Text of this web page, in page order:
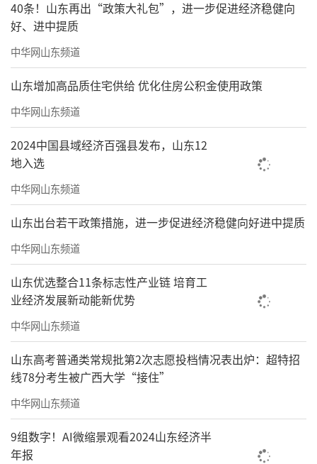
40条！山东再出“政策大礼包”，进一步促进经济稳健向
好、进中提质
中华网山东频道
山东增加高品质住宅供给 优化住房公积金使用政策
中华网山东频道
2024中国县域经济百强县发布，山东12
地入选
中华网山东频道
山东出台若干政策措施，进一步促进经济稳健向好进中提质
中华网山东频道
山东优选整合11条标志性产业链 培育工
业经济发展新动能新优势
中华网山东频道
山东高考普通类常规批第2次志愿投档情况表出炉：超特招
线78分考生被广西大学“接住”
中华网山东频道
9组数字！AI微缩景观看2024山东经济半
年报